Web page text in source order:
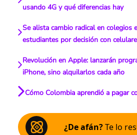
usando 4G y qué diferencias hay
Se alista cambio radical en colegios
estudiantes por decisión con
Revolución en Apple: lanzarán
iPhone, sino alquilarlos cada año
Cómo Colombia aprendió a pagar
¿De afán?Te lo